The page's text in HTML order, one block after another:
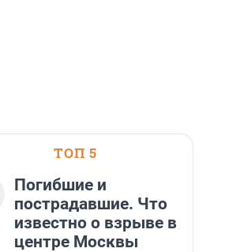
ТОП 5
Погибшие и
пострадавшие. Что
известно о взрыве в
центре Москвы